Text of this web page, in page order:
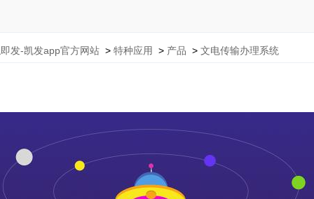
发-凯发app官方网站 >特种应用 > 产品 >文电传输办理系统